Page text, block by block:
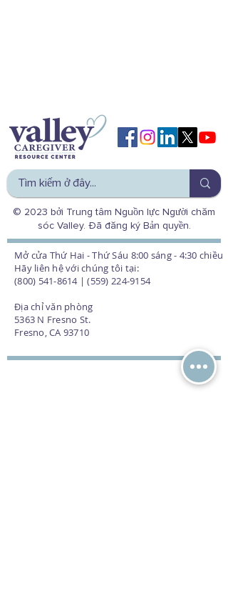
© 2023 bởi Trung tâm Nguồn lực Người chăm
sóc Valley. Đã đăng ký Bản quyền.
Mở cửa Thứ Hai - Thứ Sáu 8:00 sáng - 4:30 chiều
Hãy liên hệ với chúng tôi tại:
(800) 541-8614 | (559) 224-9154
Địa chỉ văn phòng
5363 N Fresno St.
Fresno, CA 93710